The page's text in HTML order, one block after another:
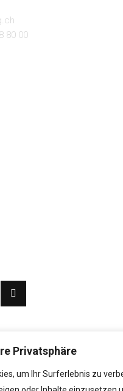
Privatsphäre
um Ihr Surferlebnis zu
80 00